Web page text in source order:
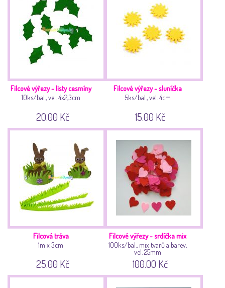
Filcové výřezy - listy cesmíny
10ks/bal., vel. 4x2,3cm
20.00 Kč
Filcové výřezy - sluníčka
5ks/bal., vel. 4cm
15.00 Kč
Filcová tráva
1m x 3cm
25.00 Kč
Filcové výřezy - srdíčka mix
100ks/bal., mix tvarů a barev,
vel. 25mm
100.00 Kč